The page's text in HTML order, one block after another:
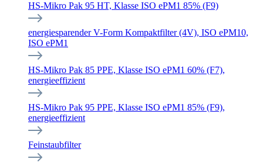
HS-Mikro Pak 95 HT, Klasse ISO ePM1 85% (F9)
energiesparender V-Form Kompaktfilter (4V), ISO ePM10,
ISO ePM1
HS-Mikro Pak 85 PPE, Klasse ISO ePM1 60% (F7),
energieeffizient
HS-Mikro Pak 95 PPE, Klasse ISO ePM1 85% (F9),
energieeffizient
Feinstaubfilter